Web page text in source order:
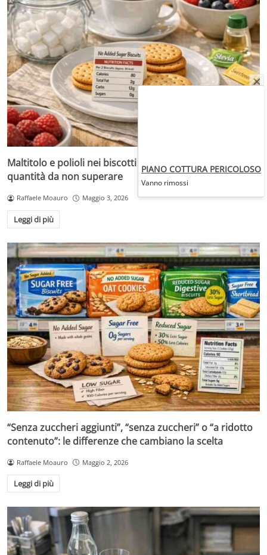
Maltitolo e polioli nei biscotti light: vantaggi, limiti e
quantità da non superare
Raffaele Moauro Maggio 3, 2026
Leggi di più
“Senza zuccheri aggiunti”, “senza zuccheri” o “a ridotto
contenuto”: le differenze che cambiano la scelta
Raffaele Moauro Maggio 2, 2026
Leggi di più
PIANO COTTURA PERICOLOSO
Vanno rimossi